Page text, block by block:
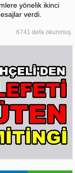
yönelik ikinci
verdi.
6741 defa okunmuş.